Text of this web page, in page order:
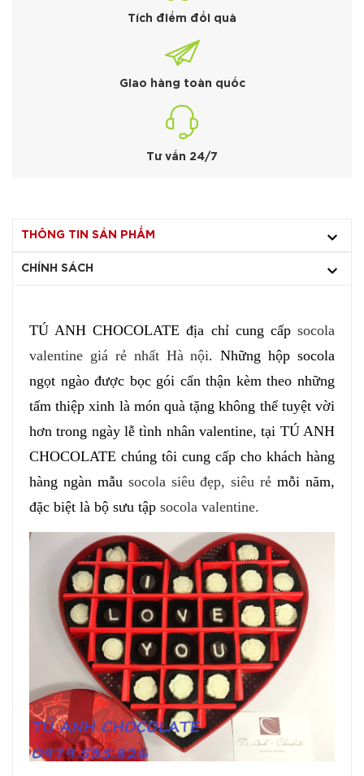
Tích điểm đổi quà
Giao hàng toàn quốc
Tư vấn 24/7
THÔNG TIN SẢN PHẨM
CHÍNH SÁCH
TÚ ANH CHOCOLATE địa chỉ cung cấp socola
valentine giá rẻ nhất Hà nội. Những hộp socola
ngọt ngào được bọc gói cẩn thận kèm theo những
tấm thiệp xinh là món quà tặng không thể tuyệt vời
hơn trong ngày lễ tình nhân valentine, tại TÚ ANH
CHOCOLATE chúng tôi cung cấp cho khách hàng
hàng ngàn mẫu socola siêu đẹp, siêu rẻ mỗi năm,
đặc biệt là bộ sưu tập socola valentine.